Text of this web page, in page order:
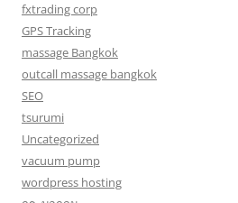
fxtrading corp
GPS Tracking
massage Bangkok
outcall massage bangkok
SEO
tsurumi
Uncategorized
vacuum pump
wordpress hosting